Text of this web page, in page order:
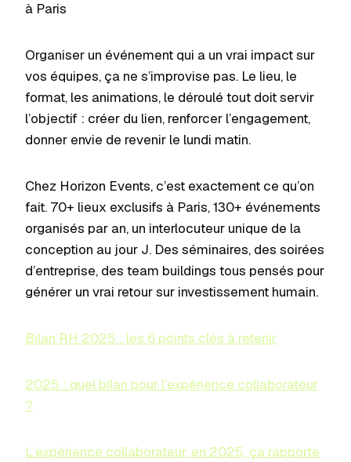
à Paris
Organiser un événement qui a un vrai impact sur
vos équipes, ça ne s’improvise pas. Le lieu, le
format, les animations, le déroulé tout doit servir
l’objectif : créer du lien, renforcer l’engagement,
donner envie de revenir le lundi matin.
Chez Horizon Events, c’est exactement ce qu’on
fait. 70+ lieux exclusifs à Paris, 130+ événements
organisés par an, un interlocuteur unique de la
conception au jour J. Des séminaires, des soirées
d’entreprise, des team buildings tous pensés pour
générer un vrai retour sur investissement humain.
Bilan RH 2025 : les 6 points clés à retenir
2025 : quel bilan pour l’expérience collaborateur
?
L’expérience collaborateur, en 2025, ça rapporte